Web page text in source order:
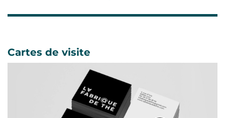
Cartes de visite